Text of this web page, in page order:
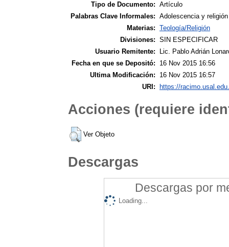
Tipo de Documento: Artículo
Palabras Clave Informales: Adolescencia y religión
Materias: Teología/Religión
Divisiones: SIN ESPECIFICAR
Usuario Remitente:
Lic. Pablo Adrián
Fecha en que se Depositó:
16 Nov 2015 16:56
Ultima Modificación:
16 Nov 2015 16:57
URI:
https://
Acciones (requiere
Ver Objeto
Descargas
Descargas por
Loading...